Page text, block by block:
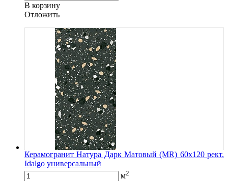
В корзину
Oтложить
Керамогранит Натура Дарк Матовый (MR) 60х120 рект.
Idalgo универсальный
м2